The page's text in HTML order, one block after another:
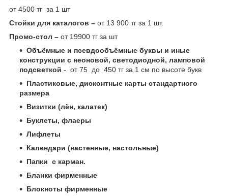
от 4500 тг за 1 шт
Стойки для каталогов – от 13 900 тг за 1 шт.
Промо-стол – от 19900 тг за шт
Объёмные и псевдообъёмные буквы и иные
конструкции с неоновой, светодиодной, ламповой
подсветкой - от 75 до 450 тг за 1 см по высоте букв
Пластиковые, дисконтные карты стандартного
размера
Визитки (лён, калатек)
Буклеты, флаеры
Лифлеты
Календари (настенные, настольные)
Папки с карман.
Бланки фирменные
Блокноты фирменные